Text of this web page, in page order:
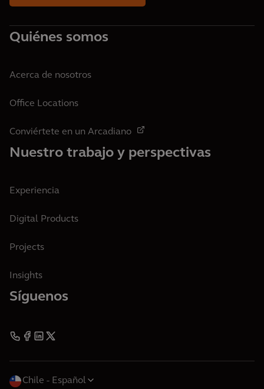
Quiénes somos
Acerca de nosotros
Office Locations
Conviértete en un Arcadiano
Nuestro trabajo y perspectivas
Experiencia
Digital Products
Projects
Insights
Síguenos
Chile Español